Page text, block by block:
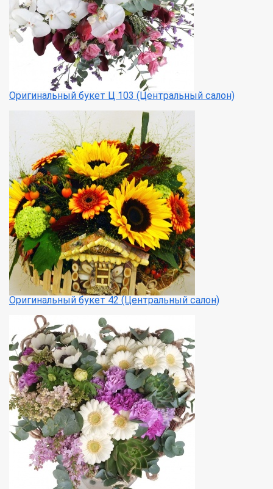
Оригинальный букет Ц 103 (Центральный салон)
Оригинальный букет 42 (Центральный салон)